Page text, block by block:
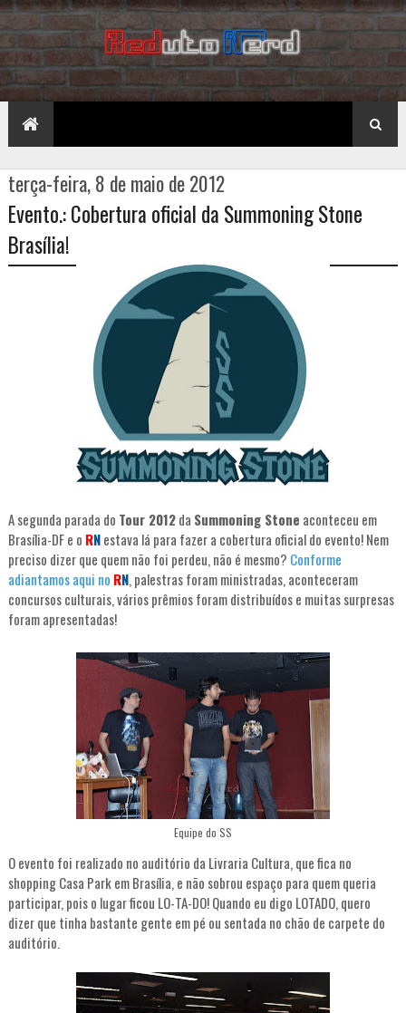
terça-feira, 8 de maio de 2012
Evento.: Cobertura oficial da Summoning Stone
Brasília!
A segunda parada do Tour 2012da Summoning Stone aconteceu em
Brasília-DF e o RNestava lá para fazer a cobertura oficial do evento! Nem
preciso dizer que quem não foi perdeu, não é mesmo? Conforme
adiantamos aqui no RN, palestras foram ministradas, aconteceram
concursos culturais, vários prêmios foram distribuídos e muitas surpresas
foram apresentadas!
Equipe do SS
O evento foi realizado no auditório da Livraria Cultura, que fica no
shopping Casa Park em Brasília, e não sobrou espaço para quem queria
participar, pois o lugar ficou LO-TA-DO! Quando eu digo LOTADO, quero
dizer que tinha bastante gente em pé ou sentada no chão de carpete do
auditório.